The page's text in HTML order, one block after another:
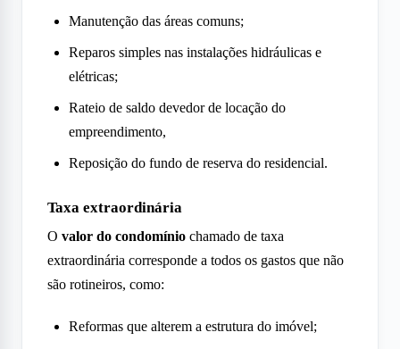
Manutenção das áreas comuns;
Reparos simples nas instalações hidráulicas e
elétricas;
Rateio de saldo devedor de locação do
empreendimento,
Reposição do fundo de reserva do residencial.
Taxa extraordinária
O valor do condomínio chamado de taxa
extraordinária corresponde a todos os gastos que não
são rotineiros, como:
Reformas que alterem a estrutura do imóvel;